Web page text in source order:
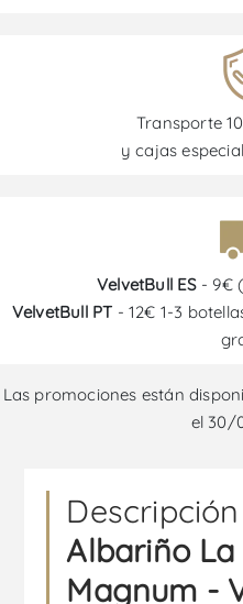
Transporte
y cajas
VelvetBull ES- 9€
VelvetBull PT - 12€ 1-3
Las promociones están
el 30/
Descripción
Albariño La
Magnum -